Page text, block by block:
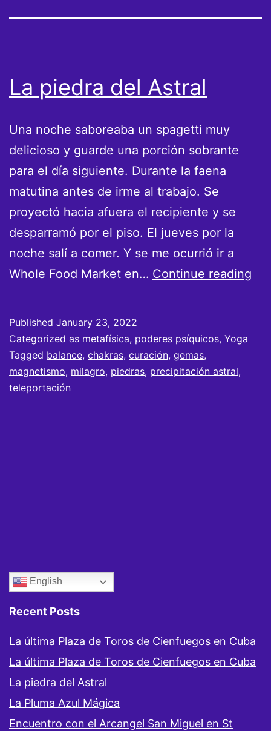
La piedra del Astral
Una noche saboreaba un spagetti muy
delicioso y guarde una porción sobrante
para el día siguiente. Durante la faena
matutina antes de irme al trabajo. Se
proyectó hacia afuera el recipiente y se
desparramó por el piso. El jueves por la
noche salí a comer. Y se me ocurrió ir a
Whole Food Market en… Continue reading
Published January 23, 2022
Categorized as metafísica, poderes psíquicos, Yoga
Tagged balance, chakras, curación, gemas,
magnetismo, milagro, piedras, precipitación astral,
teleportación
English
Recent Posts
La última Plaza de Toros de Cienfuegos en Cuba
La última Plaza de Toros de Cienfuegos en Cuba
La piedra del Astral
La Pluma Azul Mágica
Encuentro con el Arcangel San Miguel en St